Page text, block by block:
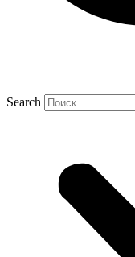
Search